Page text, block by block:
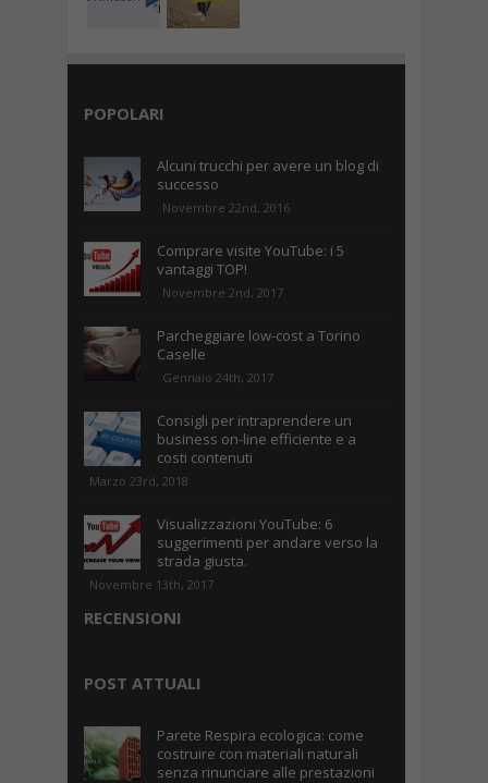
POPOLARI
Alcuni trucchi per avere un blog di
successo
Novembre 22nd, 2016
Comprare visite YouTube: i 5
vantaggi TOP!
Novembre 2nd, 2017
Parcheggiare low-cost a Torino
Caselle
Gennaio 24th, 2017
Consigli per intraprendere un
business on-line efficiente e a
costi contenuti
Marzo 23rd, 2018
Visualizzazioni YouTube: 6
suggerimenti per andare verso la
strada giusta.
Novembre 13th, 2017
RECENSIONI
POST ATTUALI
Parete Respira ecologica: come
costruire con materiali naturali
senza rinunciare alle prestazioni